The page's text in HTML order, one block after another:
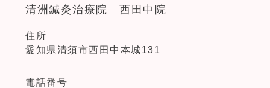
清洲鍼灸治療院 西田中院
住所
愛知県清須市西田中本城131
電話番号